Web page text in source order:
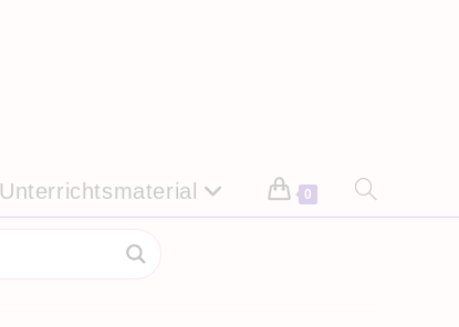
Unterrichtsmaterial 0 Website-